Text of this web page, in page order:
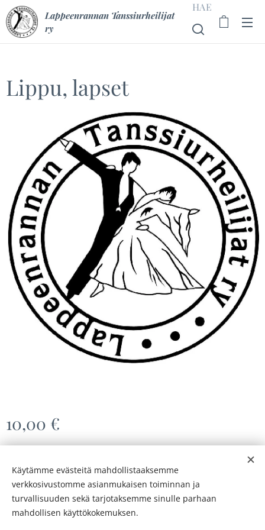
Lappeenrannan Tanssiurheilijat
ry
HAE
Lippu, lapset
10,00 €
© 2026
Lappeenrannan Tanssiurheilijat ry
Evästeet
Käytämme evästeitä mahdollistaaksemme
verkkosivustomme asianmukaisen toiminnan ja
turvallisuuden sekä tarjotaksemme sinulle parhaan
mahdollisen käyttökokemuksen.